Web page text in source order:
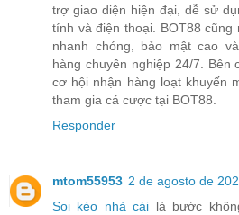
trợ giao diện hiện đại, dễ sử
tính và điện thoại. BOT88
nhanh chóng, bảo mật cao
hàng chuyên nghiệp 24/7.
cơ hội nhận hàng loạt khuyến
tham gia cá cược tại BOT88.
Responder
mtom55953 2 de agosto de
Soi kèo nhà cái là bước